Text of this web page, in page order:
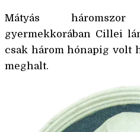
Mátyás
gyermekkorában Cillei
csak három hónapig volt
meghalt.